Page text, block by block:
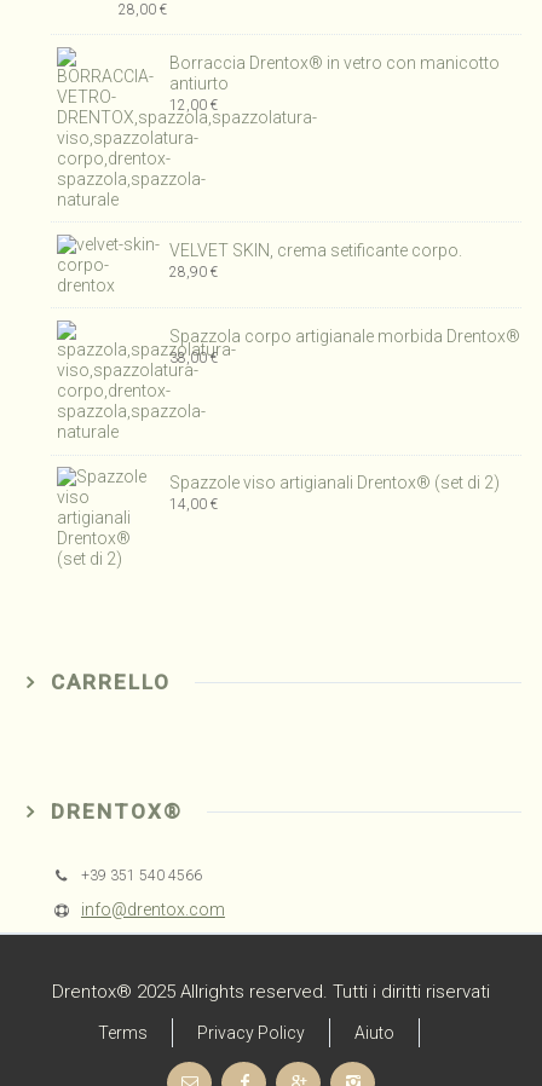
28,00 €
Borraccia Drentox® in vetro con manicotto
antiurto
12,00 €
VELVET SKIN, crema setificante corpo.
28,90 €
Spazzola corpo artigianale morbida Drentox®
38,00€
Spazzole viso artigianali Drentox® (set di 2)
14,00 €
CARRELLO
DRENTOX®
+39 351 540 4566
info@drentox.com
Drentox® 2025 Allrights reserved. Tutti i diritti riservati
Terms Privacy Policy Aiuto